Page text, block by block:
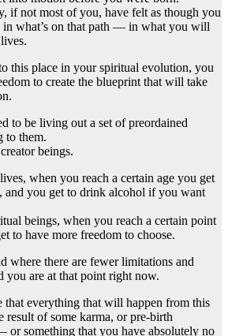
if not most of you, have felt as though you
in what’s on that path — in what you will
this place in your spiritual evolution, you
to create the blueprint that will take
to be living out a set of preordained
to them.
beings.
when you reach a certain age you get
and you get to drink alcohol if you want
beings, when you reach a certain point
to have more freedom to choose.
where there are fewer limitations and
are at that point right now.
that everything that will happen from this
of some karma, or pre-birth
or something that you have absolutely no